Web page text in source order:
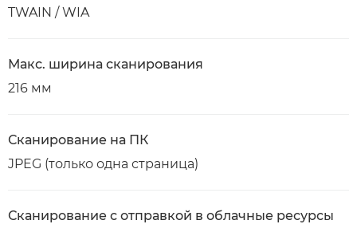
TWAIN / WIA
Макс. ширина сканирования
216 мм
Сканирование на ПК
JPEG (только одна страница)
Сканирование с отправкой в облачные ресурсы